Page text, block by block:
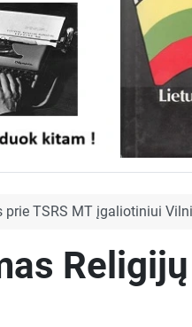
TSRS MT įgaliotiniui